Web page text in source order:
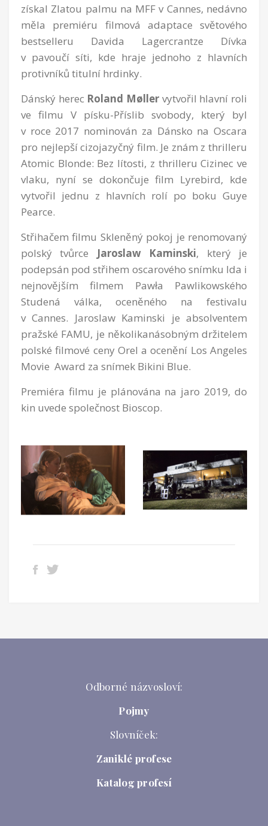
získal Zlatou palmu na MFF v Cannes, nedávno
měla premiéru filmová adaptace světového
bestselleru Davida Lagercrantze Dívka
v pavoučí síti, kde hraje jednoho z hlavních
protivníků titulní hrdinky.
Dánský herec Roland Møller vytvořil hlavní roli
ve filmu V písku-Příslib svobody, který byl
v roce 2017 nominován za Dánsko na Oscara
pro nejlepší cizojazyčný film. Je znám z thrilleru
Atomic Blonde: Bez lítosti, z thrilleru Cizinec ve
vlaku, nyní se dokončuje film Lyrebird, kde
vytvořil jednu z hlavních rolí po boku Guye
Pearce.
Střihačem filmu Skleněný pokoj je renomovaný
polský tvůrce
Jaroslaw Kaminski, který je
podepsán pod střihem oscarového snímku Ida i
nejnovějším filmem Pawła Pawlikowského
Studená válka, oceněného na festivalu
v Cannes. Jaroslaw Kaminski je absolventem
pražské FAMU, je několikanásobným držitelem
polské filmové ceny Orel a ocenění Los Angeles
Movie Award za snímek Bikini Blue.
Premiéra filmu je plánována na jaro 2019, do
kin uvede společnost Bioscop.
Odborné názvosloví:
Pojmy
Slovníček:
Zaniklé profese
Katalog profesí